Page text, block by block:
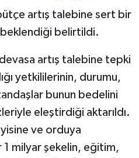
artış talebine sert bir
beklendiği belirtildi.
artış talebine tepki
yetkililerinin, durumu,
bunun bedelini
eleştirdiği aktarıldı.
ve orduya
1 milyar şekelin, eğitim,